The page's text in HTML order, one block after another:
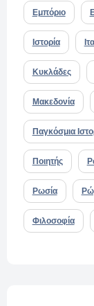
Εμπόριο
Ιστορία
Κυκλάδες
Μακεδονία
Παγκόσμια
Ποιητής
Ρωσία
Φιλοσοφία